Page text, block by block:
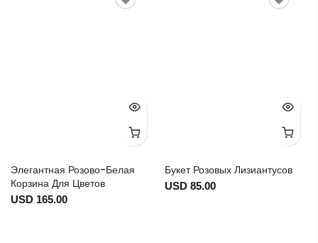
Элегантная Розово-Белая
Корзина Для Цветов
USD 165.00
Букет Розовых Лизиантусов
USD 85.00